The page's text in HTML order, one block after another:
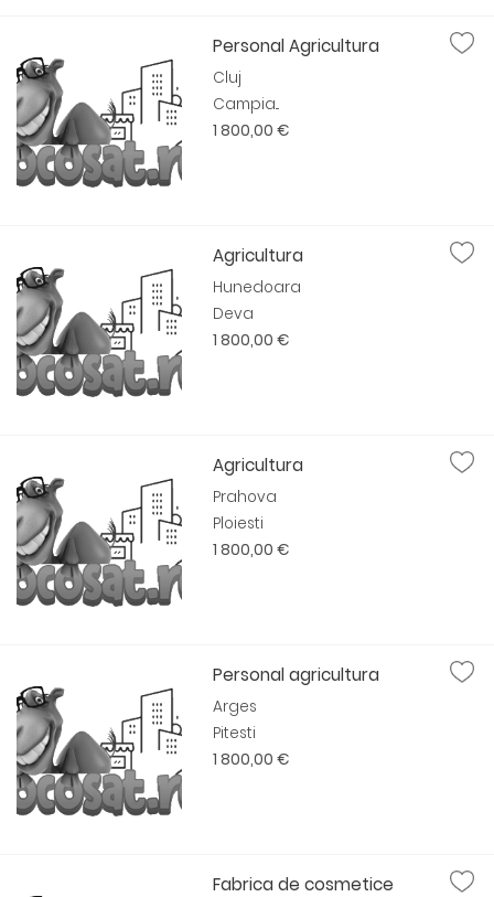
Personal Agricultura
Cluj
Campia...
1 800,00 €
Agricultura
Hunedoara
Deva
1 800,00 €
Agricultura
Prahova
Ploiesti
1 800,00 €
Personal agricultura
Arges
Pitesti
1 800,00 €
Fabrica de cosmetice